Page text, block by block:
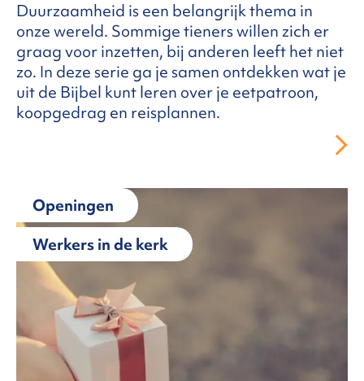
Duurzaamheid is een belangrijk thema in
onze wereld. Sommige tieners willen zich er
graag voor inzetten, bij anderen leeft het niet
zo. In deze serie ga je samen ontdekken wat je
uit de Bijbel kunt leren over je eetpatroon,
koopgedrag en reisplannen.
Openingen
Werkers in de kerk